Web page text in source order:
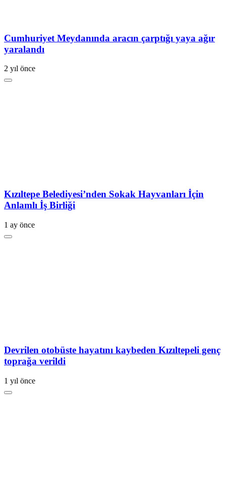
Cumhuriyet Meydanında aracın çarptığı yaya ağır
yaralandı
2 yıl önce
Kızıltepe Belediyesi’nden Sokak Hayvanları İçin
Anlamlı İş Birliği
1 ay önce
Devrilen otobüste hayatını kaybeden Kızıltepeli genç
toprağa verildi
1 yıl önce